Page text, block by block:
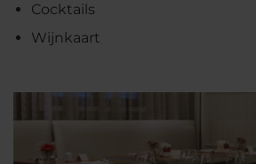
Cocktails
Wijnkaart